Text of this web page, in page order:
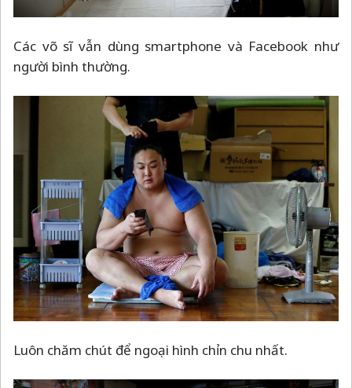
Các võ sĩ vẫn dùng smartphone và Facebook như
người bình thường.
Luôn chăm chút để ngoại hình chỉn chu nhất.